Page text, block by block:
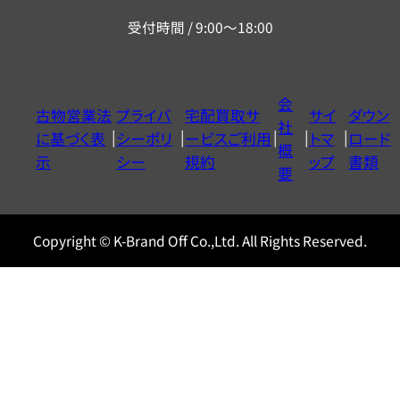
ー
ヤ
ル
0120604117
受付時間 / 9:00～18:00
古物営業法
に基づく表
示
プライバ
シーポリ
シー
宅配買取サ
ービスご利用
規約
会
社
概
要
サイ
トマ
ップ
ダウン
ロード
書類
Copyright © K-Brand Off Co.,Ltd. All Rights Reserved.